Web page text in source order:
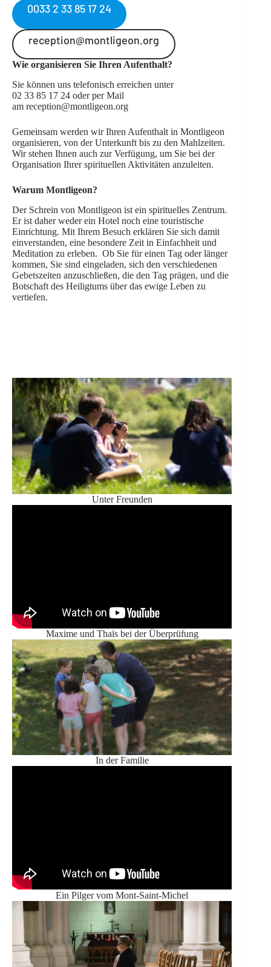
0033 2 33 85 17 24
reception@montligeon.org
Wie organisieren Sie Ihren Aufenthalt?
Sie können uns telefonisch erreichen unter
02 33 85 17 24 oder per Mail
am reception@montligeon.org
Gemeinsam werden wir Ihren Aufenthalt in Montligeon
organisieren, von der Unterkunft bis zu den Mahlzeiten.
Wir stehen Ihnen auch zur Verfügung, um Sie bei der
Organisation Ihrer spirituellen Aktivitäten anzuleiten.
Warum Montligeon?
Der Schrein von Montligeon ist ein spirituelles Zentrum.
Er ist daher weder ein Hotel noch eine touristische
Einrichtung. Mit Ihrem Besuch erklären Sie sich damit
einverstanden, eine besondere Zeit in Einfachheit und
Meditation zu erleben. Ob Sie für einen Tag oder länger
kommen, Sie sind eingeladen, sich den verschiedenen
Gebetszeiten anzuschließen, die den Tag prägen, und die
Botschaft des Heiligtums über das ewige Leben zu
vertiefen.
Unter Freunden
Maxime und Thaïs bei der Überprüfung
In der Familie
Ein Pilger vom Mont-Saint-Michel